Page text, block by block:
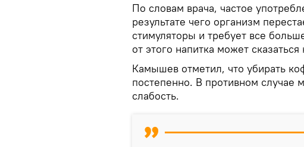
По словам врача, частое
результате чего организм
стимуляторы и требует все
от этого напитка может сказаться
Камышев отметил, что убирать
постепенно. В противном случае
слабость.